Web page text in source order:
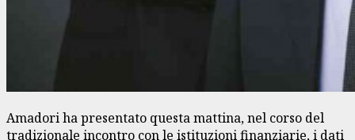
Amadori ha presentato questa mattina, nel corso del
tradizionale incontro con le istituzioni finanziarie, i dati